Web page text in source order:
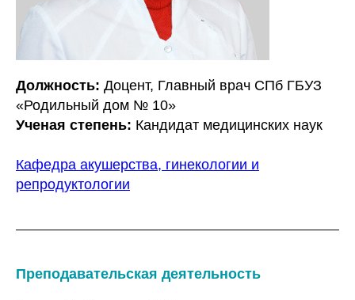
Должность: Доцент, Главный врач СПб ГБУЗ
«Родильный дом № 10»
Ученая степень: Кандидат медицинских наук
Кафедра акушерства, гинекологии и
репродуктологии
Преподавательская деятельность